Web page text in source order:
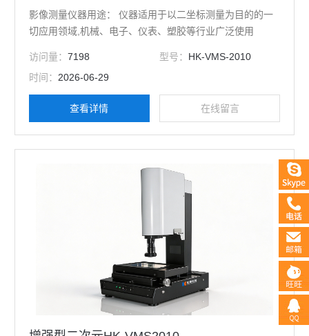
影像测量仪器用途： 仪器适用于以二坐标测量为目的的一
切应用领域,机械、电子、仪表、塑胶等行业广泛使用
访问量：7198 型号： HK-VMS-2010
时间： 2026-06-29
查看详情 在线留言